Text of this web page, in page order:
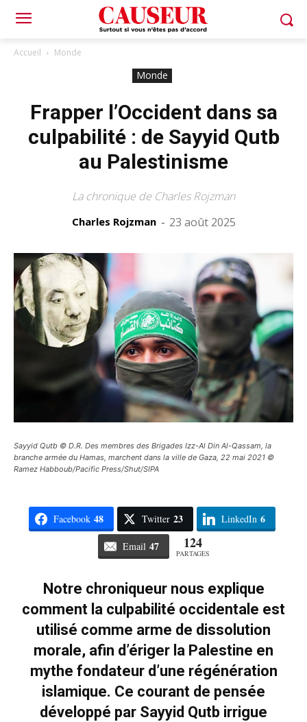
Accueil Monde
Monde
Frapper l’Occident dans sa
culpabilité : de Sayyid Qutb
au Palestinisme
La chronique de Charles Rojzman
Charles Rojzman - 23 août 2025
Sayyid Qutb © D.R. Des membres des Brigades Izz-Al Din Al-Qassam, la
branche armée du Hamas, marchent dans la ville de Gaza, 22 mai 2021 ©
Ramez Habboub/Pacific Press/Shut/SIPA
Facebook 48 Twitter 23 LinkedIn 6
Email 47 124
PARTAGES
Notre chroniqueur nous explique
comment la culpabilité occidentale est
utilisé comme arme de dissolution
morale, afin d’ériger la Palestine en
mythe fondateur d’une régénération
islamique. Ce courant de pensée
développé par Sayyid Qutb irrigue